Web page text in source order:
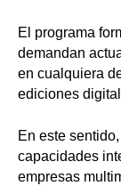
El programa
demandan
en cualquiera
ediciones
En este
capacidades
empresas